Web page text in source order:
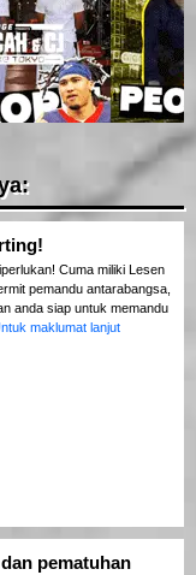
Cuma miliki Lesen
pemandu antarabangsa,
anda siap untuk memandu
maklumat lanjut
pematuhan